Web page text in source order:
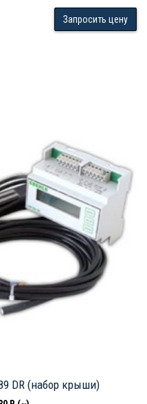
Запросить цену
DR (набор крыши)